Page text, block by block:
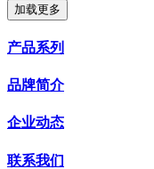
加载更多
产品系列
品牌简介
企业动态
联系我们